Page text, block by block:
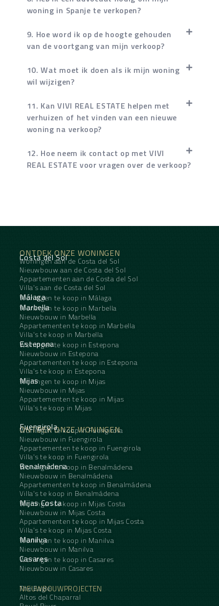
woning in Spanje te verkopen?
9. Hoe word ik op de hoogte gehouden
van de voortgang van mijn verkoop?
10. Wat moet ik doen als ik mijn woning
wil wijzigen?
11. Kan VIVI REAL ESTATE helpen met
verhuizen of het vinden van een nieuwe
woning na verkoop?
12. Hoe neem ik contact op met VIVI
REAL ESTATE voor vragen over de verkoop?
ONTDEK ONZE WONINGEN
Costa del Sol
Woningen aan de Costa del Sol
Nieuwbouw aan de Costa del Sol
Appartementen aan de Costa del Sol
Villa's aan de Costa del Sol
Málaga
Woningen te koop in Málaga
Marbella
Woningen te koop in Marbella
Nieuwbouw in Marbella
Appartementen te koop in Marbella
Villa's te koop in Marbella
Estepona
Woningen te koop in Estepona
Nieuwbouw in Estepona
Appartementen te koop in Estepona
Villa's te koop in Estepona
Mijas
Woningen te koop in Mijas
Nieuwbouw in Mijas
Appartementen te koop in Mijas
Villa's te koop in Mijas
ONTDEK ONZE WONINGEN
Fuengirola
Woningen te koop in Fuengirola
Nieuwbouw in Fuengirola
Appartementen te koop in Fuengirola
Villa's te koop in Fuengirola
Benalmádena
Woningen te koop in Benalmádena
Nieuwbouw in Benalmádena
Appartementen te koop in Benalmádena
Villa's te koop in Benalmádena
Mijas Costa
Woningen te koop in Mijas Costa
Nieuwbouw in Mijas Costa
Appartementen te koop in Mijas Costa
Villa's te koop in Mijas Costa
Manilva
Woningen te koop in Manilva
Nieuwbouw in Manilva
Casares
Woningen te koop in Casares
Nieuwbouw in Casares
NIEUWBOUWPROJECTEN
The Eagle
Altos del Chaparral